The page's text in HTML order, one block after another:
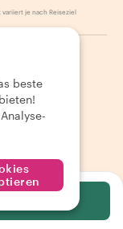
je nach Reiseziel
beste